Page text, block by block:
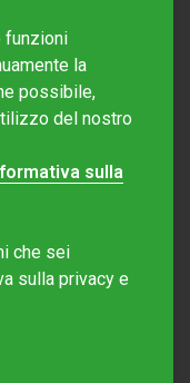
funzioni
la
possibile,
del nostro
sulla
che sei
sulla privacy e